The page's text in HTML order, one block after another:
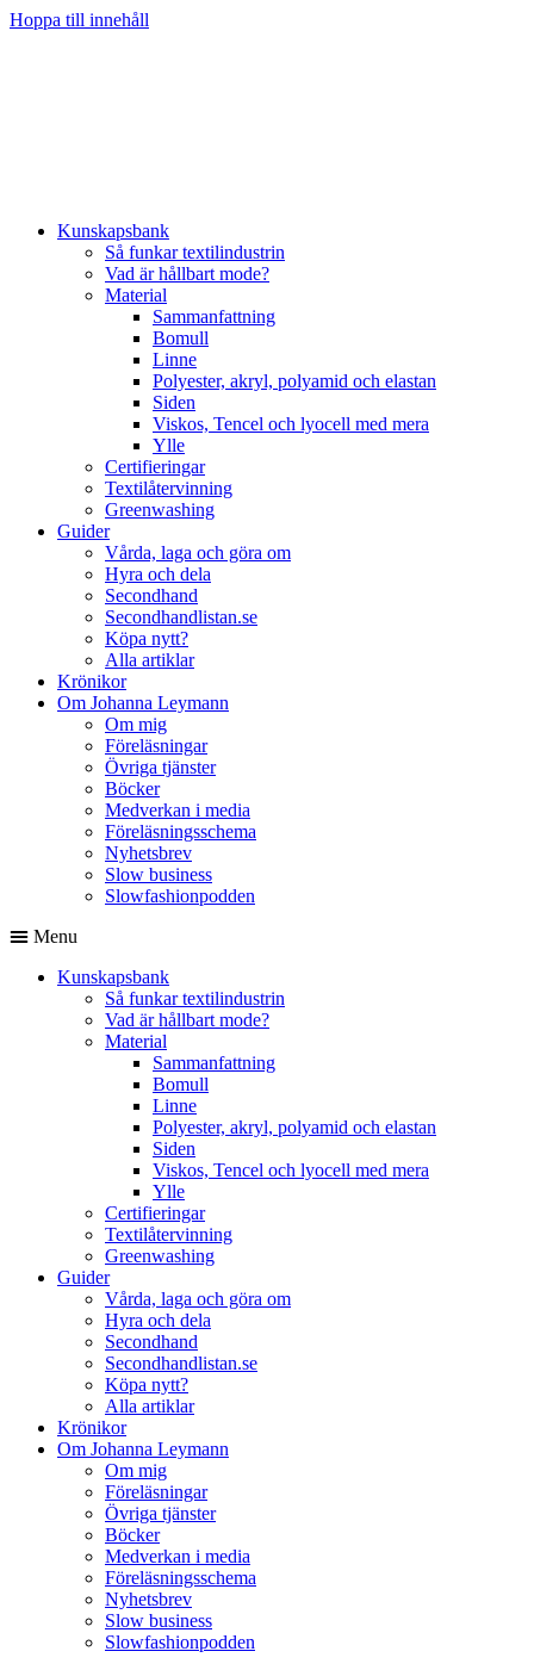
Hoppa till innehåll
Kunskapsbank
Så funkar textilindustrin
Vad är hållbart mode?
Material
Sammanfattning
Bomull
Linne
Polyester, akryl, polyamid och elastan
Siden
Viskos, Tencel och lyocell med mera
Ylle
Certifieringar
Textilåtervinning
Greenwashing
Guider
Vårda, laga och göra om
Hyra och dela
Secondhand
Secondhandlistan.se
Köpa nytt?
Alla artiklar
Krönikor
Om Johanna Leymann
Om mig
Föreläsningar
Övriga tjänster
Böcker
Medverkan i media
Föreläsningsschema
Nyhetsbrev
Slow business
Slowfashionpodden
Menu
Kunskapsbank
Så funkar textilindustrin
Vad är hållbart mode?
Material
Sammanfattning
Bomull
Linne
Polyester, akryl, polyamid och elastan
Siden
Viskos, Tencel och lyocell med mera
Ylle
Certifieringar
Textilåtervinning
Greenwashing
Guider
Vårda, laga och göra om
Hyra och dela
Secondhand
Secondhandlistan.se
Köpa nytt?
Alla artiklar
Krönikor
Om Johanna Leymann
Om mig
Föreläsningar
Övriga tjänster
Böcker
Medverkan i media
Föreläsningsschema
Nyhetsbrev
Slow business
Slowfashionpodden